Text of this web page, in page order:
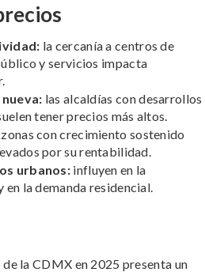
la cercanía a centros de
y servicios impacta
las alcaldías con desarrollos
tener precios más altos.
zonas con crecimiento sostenido
por su rentabilidad.
urbanos: influyen en la
la demanda residencial.
la CDMX en 2025 presenta un